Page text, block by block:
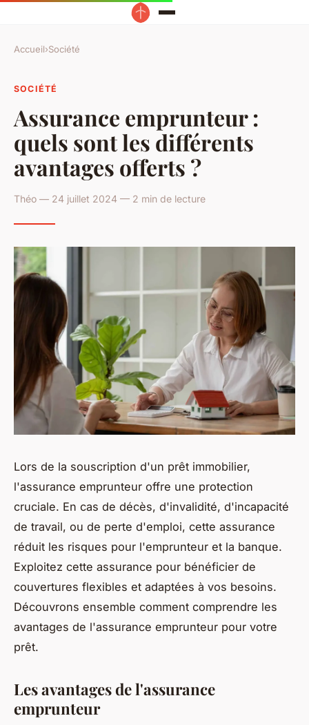
Accueil›Société
SOCIÉTÉ
Assurance emprunteur :
quels sont les différents
avantages offerts ?
Théo — 24 juillet 2024 — 2 min de lecture
Lors de la souscription d'un prêt immobilier,
l'assurance emprunteur offre une protection
cruciale. En cas de décès, d'invalidité, d'incapacité
de travail, ou de perte d'emploi, cette assurance
réduit les risques pour l'emprunteur et la banque.
Exploitez cette assurance pour bénéficier de
couvertures flexibles et adaptées à vos besoins.
Découvrons ensemble comment comprendre les
avantages de l'assurance emprunteur pour votre
prêt.
Les avantages de l'assurance
emprunteur